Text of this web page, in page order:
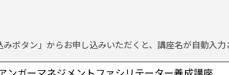
ボタン」からお申し込みいただくと、講座名が自動入力